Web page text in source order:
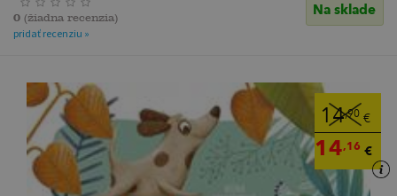
Na sklade
0 (žiadna recenzia)
pridať recenziu »
14,90 €
14,16 €